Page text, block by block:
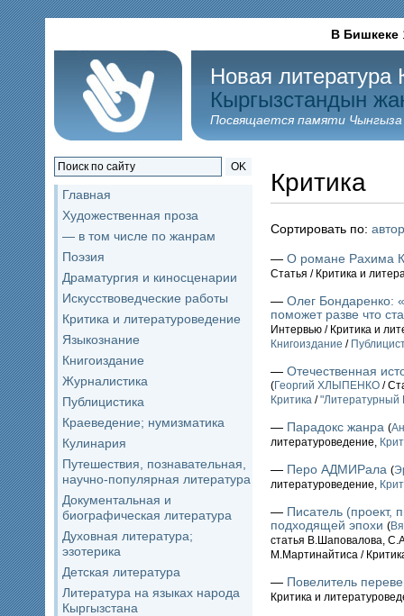
В Бишкеке
Новая литература
Кыргызстандын
Посвящается памяти
OK
Главная
Художественная проза
— в том числе по жанрам
Поэзия
Драматургия и киносценарии
Искусствоведческие работы
Критика и литературоведение
Языкознание
Книгоиздание
Журналистика
Публицистика
Краеведение; нумизматика
Кулинария
Путешествия, познавательная,
научно-популярная литература
Документальная и
биографическая литература
Духовная литература;
эзотерика
Детская литература
Литература на языках народа
Кыргызстана
Критика
Сортировать по:
— О романе Рахима
Статья / Критика и
— Олег Бондаренко:
поможет разве что
Интервью / Критика и
Книгоиздание /
— Отечественная
(Георгий ХЛЫПЕНКО /
Критика /"Литературный
— Парадокс жанра (
литературоведение,
— Перо АДМИРала (
литературоведение,
— Писатель (проект,
подходящей эпохи (
статья В.Шаповалова,
М.Мартинайтиса /
— Повелитель
Критика и